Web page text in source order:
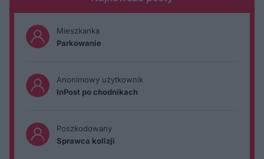
Mieszkanka
Parkowanie
Anonimowy użytkownik
InPost po chodnikach
Poszkodowany
Sprawca kolizji